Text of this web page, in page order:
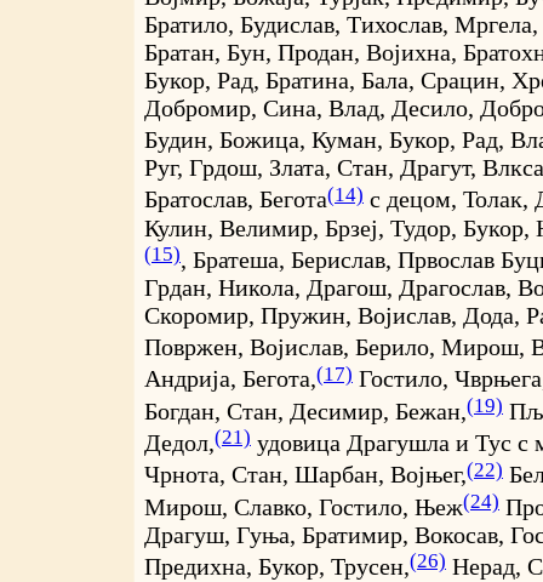
Братило, Будислав, Тихослав,
Братан, Бун, Продан, Војихна,
Букор, Рад, Братина, Бала, Срацин,
Добромир, Сина, Влад, Десило,
Будин, Божица, Куман, Букор, Рад,
Руг, Грдош, Злата, Стан, Драгут,
Братослав, Бегота(14) с децом, Толак,
Кулин, Велимир, Брзеј, Тудор,
(15), Братеша, Берислав, Првослав
Грдан, Никола, Драгош, Драгослав,
Скоромир, Пружин, Војислав, Дода,
Повржен, Војислав, Берило, Мирош,
Андрија, Бегота,(17) Гостило,
Богдан, Стан, Десимир, Бежан,(19)
Дедол,(21) удовица Драгушла и Тус с
Чрнота, Стан, Шарбан, Војњег,(22)
Мирош, Славко, Гостило, Њеж(24)
Драгуш, Гуња, Братимир, Вокосав,
Предихна, Букор, Трусен,(26) Нерад,